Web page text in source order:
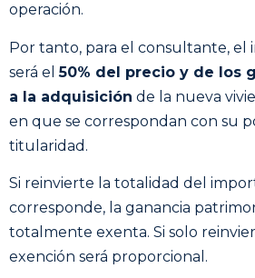
operación.
Por tanto, para el consultante,
será el50% del precio y de los
a la adquisición de la nueva
en que se correspondan con su
titularidad.
Si reinvierte la totalidad del
corresponde, la ganancia
totalmente exenta. Si solo
exención será proporcional.